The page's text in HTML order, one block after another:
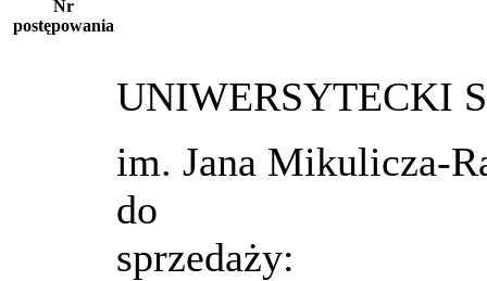
Nr
postępowania
UNIWERSYTECKI
im. Jana Mikulicza-
do